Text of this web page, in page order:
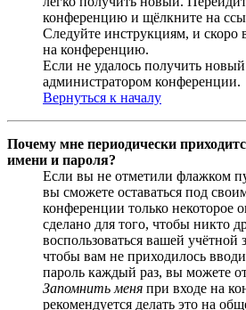
конференцию и щёлкните на
Следуйте инструкциям, и скоро
на конференцию.
Если не удалось получить
администратором конференции.
Вернуться к началу
Почему мне периодически
имени и пароля?
Если вы не отметили флажком
вы сможете оставаться под
конференции только некоторое
сделано для того, чтобы никто
воспользоваться вашей учётной
чтобы вам не приходилось
пароль каждый раз, вы можете
Запомнить меня при входе на
рекомендуется делать это на